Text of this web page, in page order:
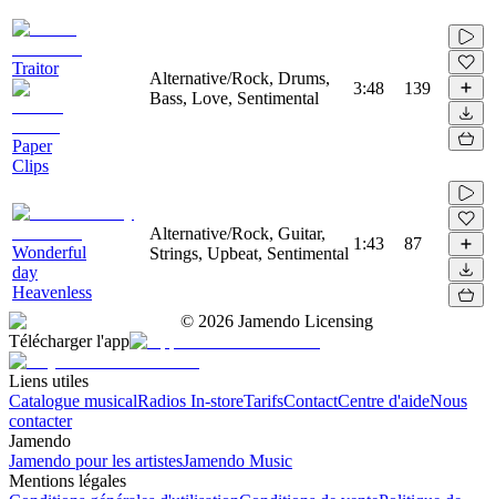
Traitor
Paper
Clips
Alternative/Rock, Drums,
Bass, Love, Sentimental
3:48 139
Wonderful
day
Heavenless
Alternative/Rock, Guitar,
Strings, Upbeat, Sentimental
1:43 87
© 2026 Jamendo Licensing
Télécharger l'app
Liens utiles
Catalogue musicalRadios In-storeTarifsContactCentre d'aideNous
contacter
Jamendo
Jamendo pour les artistesJamendo Music
Mentions légales